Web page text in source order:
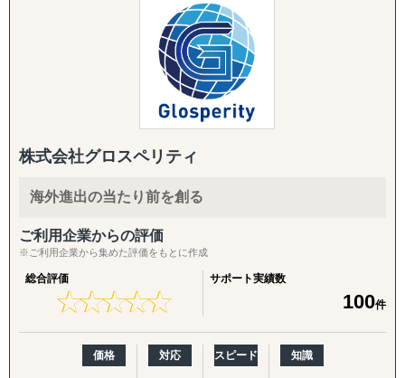
を「正確かつ包括的」に実施しております。なぜその情報
が必要なのか、クライアントのご相談背景まですり合わせ
をすることを徹底していることが強みとなっています。
競合の調査・分析については、対象企業の強みや弱みを把
握するためのSWOT分析、マーケットシェアや競合企業の
分析などを行い、「その企業がなぜ成功・失敗したのか」
を徹底的に掘り下げます。
また、得られたデータや分析から、具体的な戦略と実行可
能な施策提案まで行っております。貴社の「適切な経営判
断」のために、合理的かつ包括的な支援を心がけていま
す。
ありがたいことに、これまでたくさんの企業様を支援させ
ていただきましたが、相談いただくほどんどの企業様が、
「どの国・地域に参入すべきかわからない」
「進出に踏み切れる客観的データがない」
「海外進出がはじめてだから落とし穴が多そうで困ってい
株式会社グロスペリティ
海外進出の当たり前を創る
ご利用企業からの評価
※ご利用企業から集めた評価をもとに作成
総合評価
★★★★★
★★★★★
サポート実績数
100件
価格 対応 スピード 知識